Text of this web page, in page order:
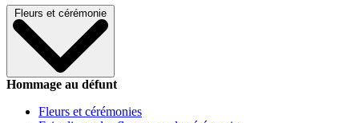
Fleurs et cérémonie
Hommage au défunt
Fleurs et cérémonies